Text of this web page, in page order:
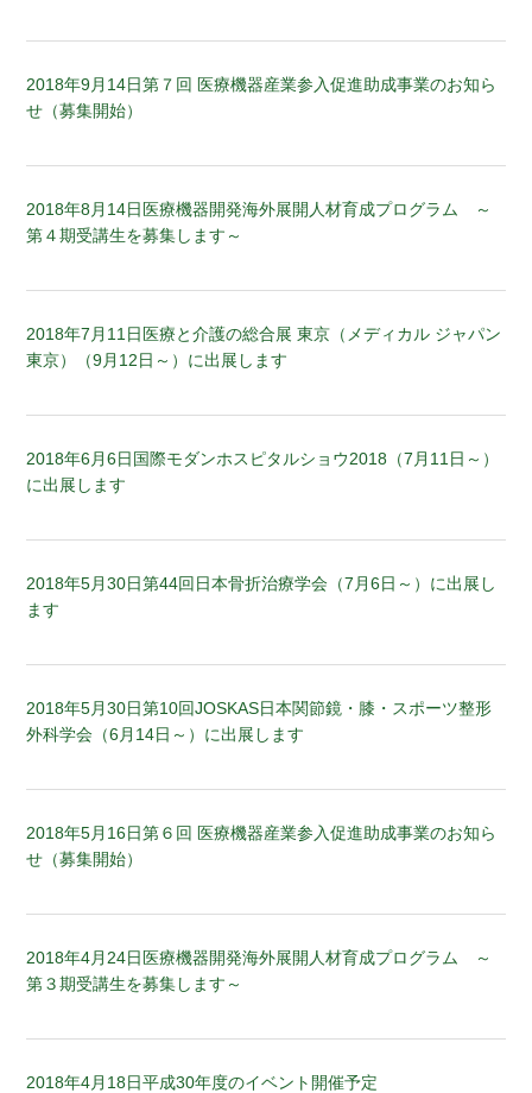
2018年9月14日第７回 医療機器産業参入促進助成事業のお知ら
せ（募集開始）
2018年8月14日医療機器開発海外展開人材育成プログラム ～
第４期受講生を募集します～
2018年7月11日医療と介護の総合展 東京（メディカル ジャパン
東京）（9月12日～）に出展します
2018年6月6日国際モダンホスピタルショウ2018（7月11日～）
に出展します
2018年5月30日第44回日本骨折治療学会（7月6日～）に出展し
ます
2018年5月30日第10回JOSKAS日本関節鏡・膝・スポーツ整形
外科学会（6月14日～）に出展します
2018年5月16日第６回 医療機器産業参入促進助成事業のお知ら
せ（募集開始）
2018年4月24日医療機器開発海外展開人材育成プログラム ～
第３期受講生を募集します～
2018年4月18日平成30年度のイベント開催予定